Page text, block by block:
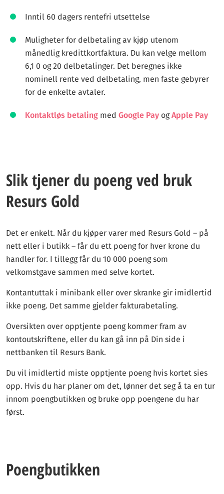
Inntil 60 dagers rentefri utsettelse
Muligheter for delbetaling av kjøp utenom
månedlig kredittkortfaktura. Du kan velge mellom
6,1 0 og 20 delbetalinger. Det beregnes ikke
nominell rente ved delbetaling, men faste gebyrer
for de enkelte avtaler.
Kontaktløs betaling med Google Pay ogApple Pay
Slik tjener du poeng ved bruk
Resurs Gold
Det er enkelt. Når du kjøper varer med Resurs Gold – på
nett eller i butikk – får du ett poeng for hver krone du
handler for. I tillegg får du 10 000 poeng som
velkomstgave sammen med selve kortet.
Kontantuttak i minibank eller over skranke gir imidlertid
ikke poeng. Det samme gjelder fakturabetaling.
Oversikten over opptjente poeng kommer fram av
kontoutskriftene, eller du kan gå inn på Din side i
nettbanken til Resurs Bank.
Du vil imidlertid miste opptjente poeng hvis kortet sies
opp. Hvis du har planer om det, lønner det seg å ta en tur
innom poengbutikken og bruke opp poengene du har
først.
Poengbutikken